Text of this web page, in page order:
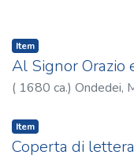
Item
Al Signor Orazio
( 1680 ca.) Ondedei,
Item
Coperta di